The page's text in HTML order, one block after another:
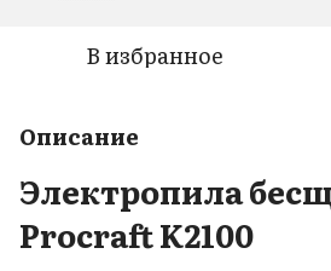
В избранное
Описание
Электропила
Procraft K2100